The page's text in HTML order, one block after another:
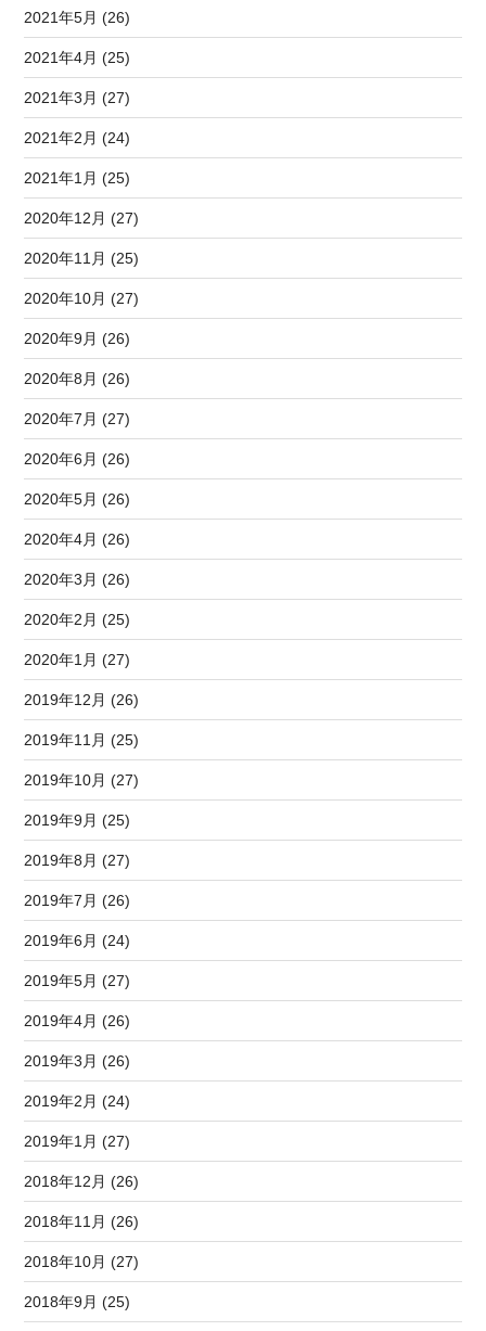
2021年5月 (26)
2021年4月 (25)
2021年3月 (27)
2021年2月 (24)
2021年1月 (25)
2020年12月 (27)
2020年11月 (25)
2020年10月 (27)
2020年9月 (26)
2020年8月 (26)
2020年7月 (27)
2020年6月 (26)
2020年5月 (26)
2020年4月 (26)
2020年3月 (26)
2020年2月 (25)
2020年1月 (27)
2019年12月 (26)
2019年11月 (25)
2019年10月 (27)
2019年9月 (25)
2019年8月 (27)
2019年7月 (26)
2019年6月 (24)
2019年5月 (27)
2019年4月 (26)
2019年3月 (26)
2019年2月 (24)
2019年1月 (27)
2018年12月 (26)
2018年11月 (26)
2018年10月 (27)
2018年9月 (25)